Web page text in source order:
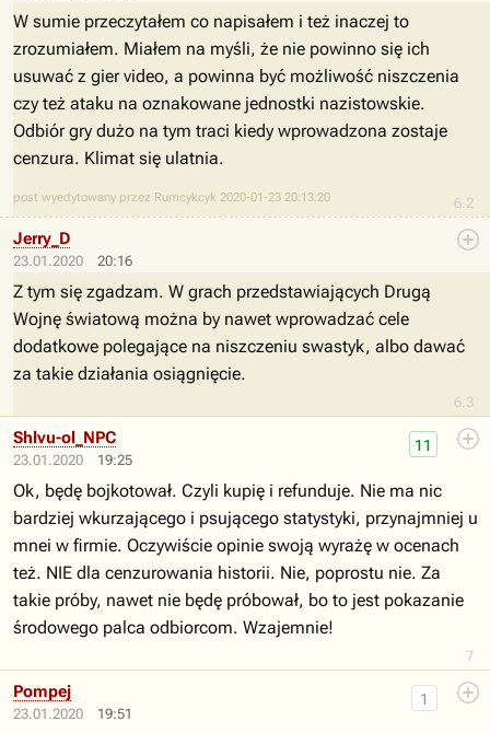
6.2
W sumie przeczytałem co napisałem i też inaczej to
zrozumiałem. Miałem na myśli, że nie powinno się ich
usuwać z gier video, a powinna być możliwość niszczenia
czy też ataku na oznakowane jednostki nazistowskie.
Odbiór gry dużo na tym traci kiedy wprowadzona zostaje
cenzura. Klimat się ulatnia.
post wyedytowany przez Rumcykcyk 2020-01-23 20:13:20
23.01.2020 20:16
6.3
Jerry_D
Z tym się zgadzam. W grach przedstawiających Drugą
Wojnę światową można by nawet wprowadzać cele
dodatkowe polegające na niszczeniu swastyk, albo dawać
za takie działania osiągnięcie.
23.01.2020 19:25
7
11
Shlvu-ol_NPC
Ok, będę bojkotował. Czyli kupię i refunduje. Nie ma nic
bardziej wkurzającego i psującego statystyki, przynajmniej u
mnei w firmie. Oczywiście opinie swoją wyrażę w ocenach
też. NIE dla cenzurowania historii. Nie, poprostu nie. Za
takie próby, nawet nie będę próbował, bo to jest pokazanie
środowego palca odbiorcom. Wzajemnie!
23.01.2020 19:51
1
Pompej